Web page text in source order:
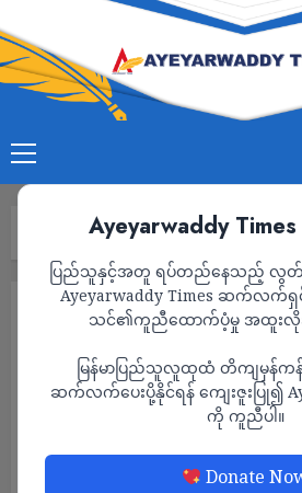
Ayeyarwaddy
ပြည်သူနှင့်အတူ ရပ်တည်နေသည့် လွတ်
Ayeyarwaddy Times ဆက်လက်
သင်၏ကူညီထောက်ပံ့မှု အထူးလို
မြန်မာပြည်သူလူထုထံ တိကျမှန်ကန်
ဆက်လက်ပေးပို့နိုင်ရန် ကျေးဇူးပြု၍
ကို ကူညီပါ။
Donate
သတင်း Page 1,125
သတင်း